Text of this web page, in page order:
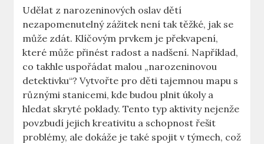
Udělat z narozeninových oslav dětí
nezapomenutelný⁣ zážitek není ⁤tak těžké,⁤ jak se
může zdát. Klíčovým prvkem je překvapení,
které může přinést radost a‌ nadšení. Například,
co takhle uspořádat malou „narozeninovou
detektivku“? Vytvořte pro děti tajemnou mapu s
různými stanicemi, kde budou​ plnit úkoly a
hledat skryté poklady. ‌Tento typ⁤ aktivity nejenže
povzbudí jejich kreativitu a schopnost‍ řešit
problémy, ale dokáže je také spojit⁢ v týmech, což